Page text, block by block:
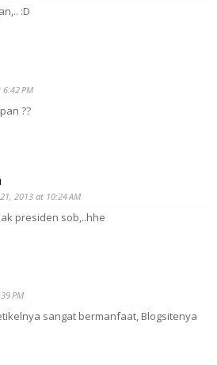
:D
PM
??
2013 at 10:24 AM
presiden sob,..hhe
PM
sangat bermanfaat, Blogsitenya